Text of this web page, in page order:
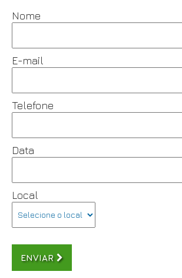
Nome
E-mail
Telefone
Data
Local
ENVIAR